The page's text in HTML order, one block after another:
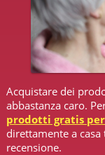
Acquistare dei
abbastanza caro.
prodotti gratis
direttamente a
recensione.